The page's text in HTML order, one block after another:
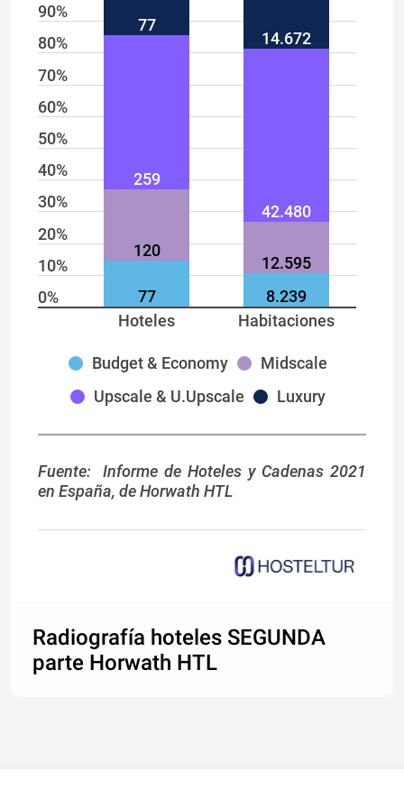
90%
80%
70%
60%
50%
40%
30%
20%
10%
0%
Hoteles
Habitaciones
77
120
259
77
8.239
12.595
42.480
14.672
Budget & Economy
Midscale
Upscale & U.Upscale
Luxury
Fuente: Informe de Hoteles y Cadenas 2021
en España, de Horwath HTL
Radiografía hoteles SEGUNDA
parte Horwath HTL